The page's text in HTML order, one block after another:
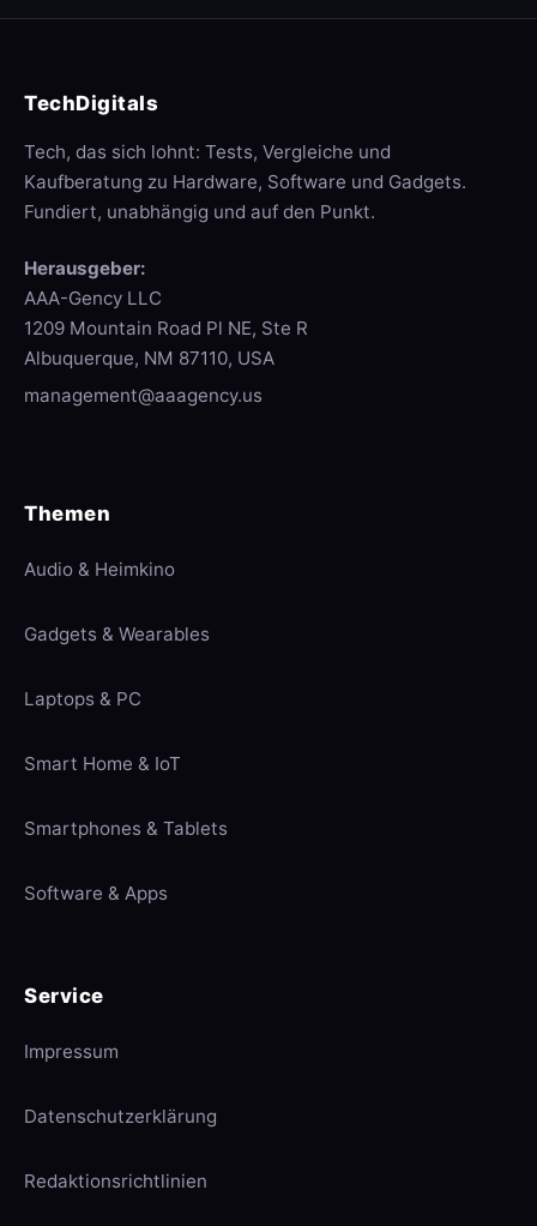
TechDigitals
Tech, das sich lohnt: Tests, Vergleiche und
Kaufberatung zu Hardware, Software und Gadgets.
Fundiert, unabhängig und auf den Punkt.
Herausgeber:
AAA-Gency LLC
1209 Mountain Road Pl NE, Ste R
Albuquerque, NM 87110, USA
management@aaagency.us
Themen
Audio & Heimkino
Gadgets & Wearables
Laptops & PC
Smart Home & IoT
Smartphones & Tablets
Software & Apps
Service
Impressum
Datenschutzerklärung
Redaktionsrichtlinien